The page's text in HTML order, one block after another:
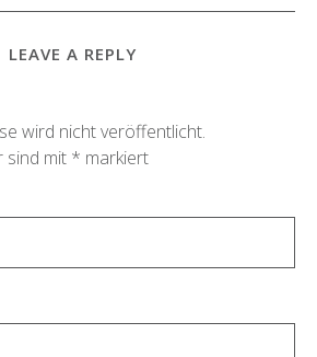
LEAVE A REPLY
wird nicht veröffentlicht.
sind mit * markiert